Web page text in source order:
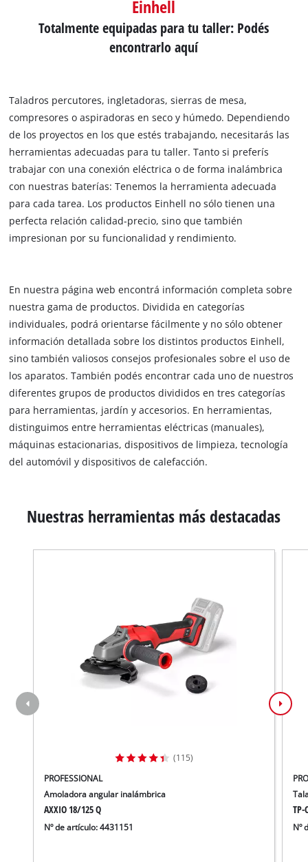
Einhell
Totalmente equipadas para tu taller: Podés
encontrarlo aquí
Taladros percutores, ingletadoras, sierras de mesa,
compresores o aspiradoras en seco y húmedo. Dependiendo
de los proyectos en los que estés trabajando, necesitarás las
herramientas adecuadas para tu taller. Tanto si preferís
trabajar con una conexión eléctrica o de forma inalámbrica
con nuestras baterías: Tenemos la herramienta adecuada
para cada tarea. Los productos Einhell no sólo tienen una
perfecta relación calidad-precio, sino que también
impresionan por su funcionalidad y rendimiento.
En nuestra página web encontrá información completa sobre
nuestra gama de productos. Dividida en categorías
individuales, podrá orientarse fácilmente y no sólo obtener
información detallada sobre los distintos productos Einhell,
sino también valiosos consejos profesionales sobre el uso de
los aparatos. También podés encontrar cada uno de nuestros
diferentes grupos de productos divididos en tres categorías
para herramientas, jardín y accesorios. En herramientas,
distinguimos entre herramientas eléctricas (manuales),
máquinas estacionarias, dispositivos de limpieza, tecnología
del automóvil y dispositivos de calefacción.
Nuestras herramientas más destacadas
(115)
PROFESSIONAL
Amoladora angular inalámbrica
AXXIO 18/125 Q
Nº de artículo: 4431151
TP-
Nº